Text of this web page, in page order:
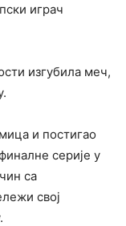
играч
изгубила меч,
и постигао
серије у
са
свој